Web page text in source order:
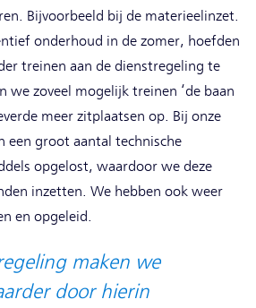
Bijvoorbeeld bij de materieelinzet.
onderhoud in de zomer, hoefden
treinen aan de dienstregeling te
we zoveel mogelijk treinen ‘de baan
meer zitplaatsen op. Bij onze
een groot aantal technische
opgelost, waardoor we deze
inzetten. We hebben ook weer
en opgeleid.
maken we
door hierin